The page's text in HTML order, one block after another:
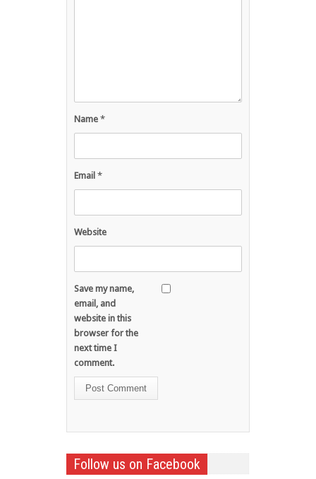
Name *
Email *
Website
Save my name,
email, and
website in this
browser for the
next time I
comment.
Follow us on Facebook